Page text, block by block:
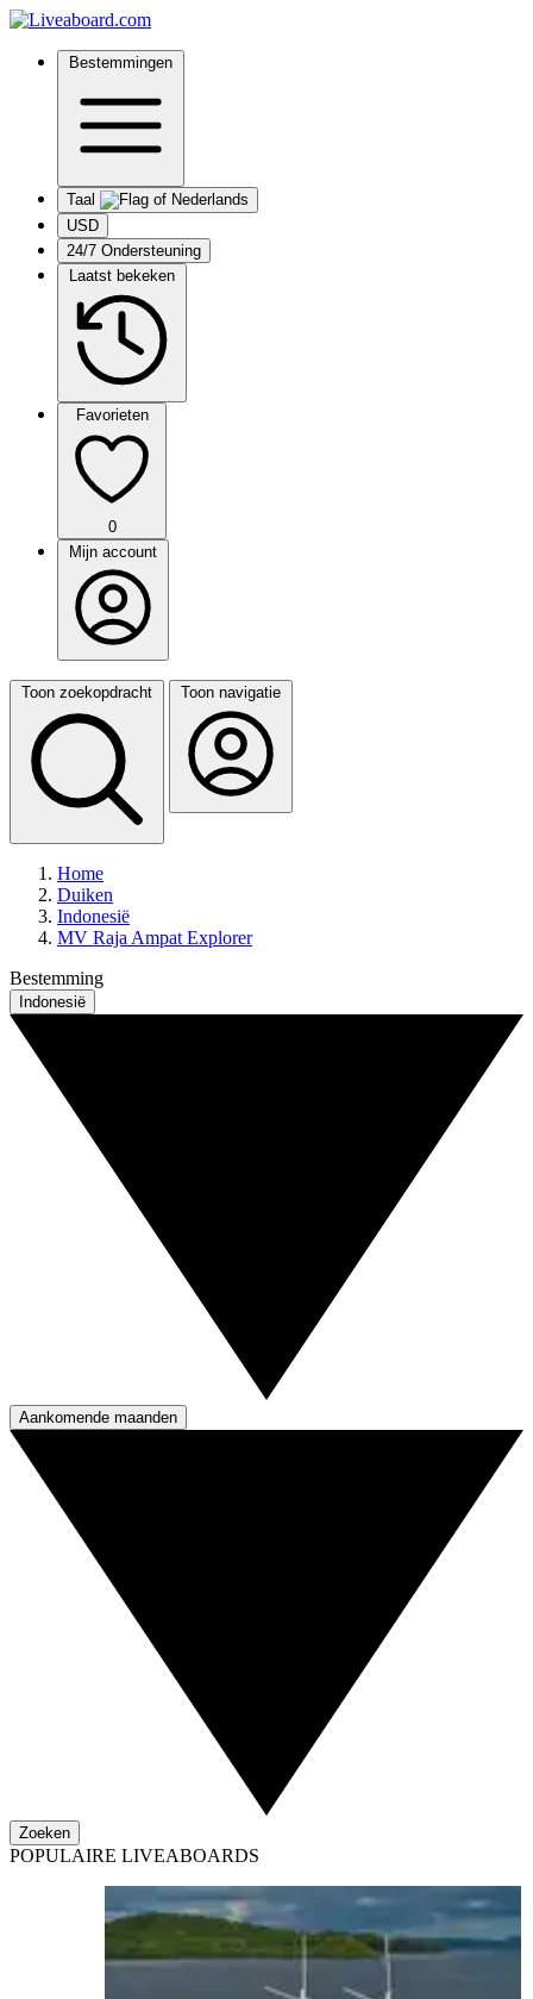
Bestemmingen
Taal
USD
24/7 Ondersteuning
Laatst bekeken
Favorieten
0
Mijn account
Toon zoekopdracht Toon navigatie
Home
Duiken
Indonesië
MV Raja Ampat Explorer
Bestemming
Indonesië
Aankomende maanden
Zoeken
POPULAIRE LIVEABOARDS